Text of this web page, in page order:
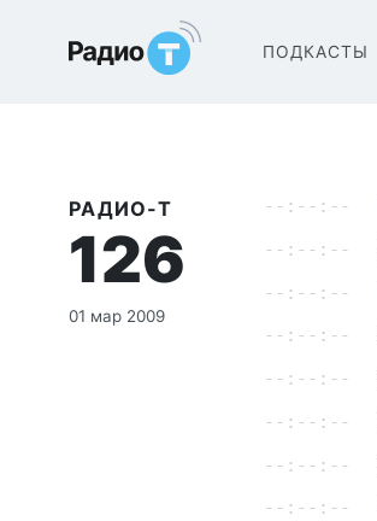
Радио-Т Подкаст ПОДКАСТЫ
РАДИО-Т
126
01 мар 2009